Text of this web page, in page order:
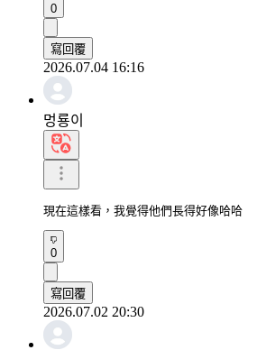
0
寫回覆
2026.07.04 16:16
멍룡이
現在這樣看，我覺得他們長得好像哈哈
0
寫回覆
2026.07.02 20:30